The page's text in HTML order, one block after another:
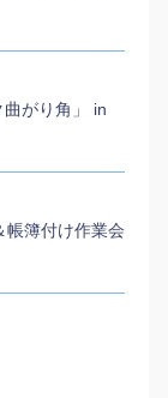
曲がり角」 in
簿付け作業会